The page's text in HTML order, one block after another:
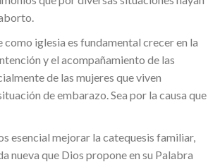
como iglesia es fundamental crecer en la
y el acompañamiento de las
de las mujeres que viven
de embarazo. Sea por la causa que
esencial mejorar la catequesis familiar,
nueva que Dios propone en su Palabra